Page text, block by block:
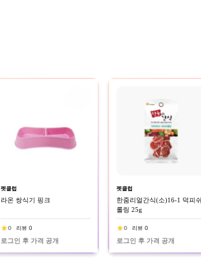
펫클럽
라온 쌍식기 핑크
0 리뷰 0
로그인 후 가격 공개
펫클럽
한줌리얼간식(소)16-1 덕피쉬
롤링 25g
0 리뷰 0
로그인 후 가격 공개